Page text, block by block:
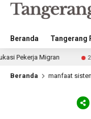
Beranda Tangerang
Migran 2 jam
Beranda manfaat